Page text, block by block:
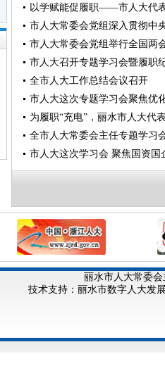
以学赋能促履职——市人大代
市人大常委会党组深入贯彻中
市人大常委会党组举行全国两
市人大召开专题学习会暨履职
全市人大工作总结会议召开
市人大这次专题学习会聚焦优
为履职“充电”，丽水市人大代
全市人大常委会主任专题学习
市人大这次学习会 聚焦国资国
丽水市人大常委会
技术支持：丽水市数字人大发